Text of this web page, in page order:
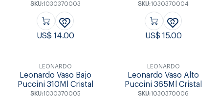
SKU:1030370003
US$ 14.00
SKU:1030370004
US$ 15.00
LEONARDO
Leonardo Vaso Bajo
Puccini 310Ml Cristal
SKU:1030370005
LEONARDO
Leonardo Vaso Alto
Puccini 365Ml Cristal
SKU:1030370006